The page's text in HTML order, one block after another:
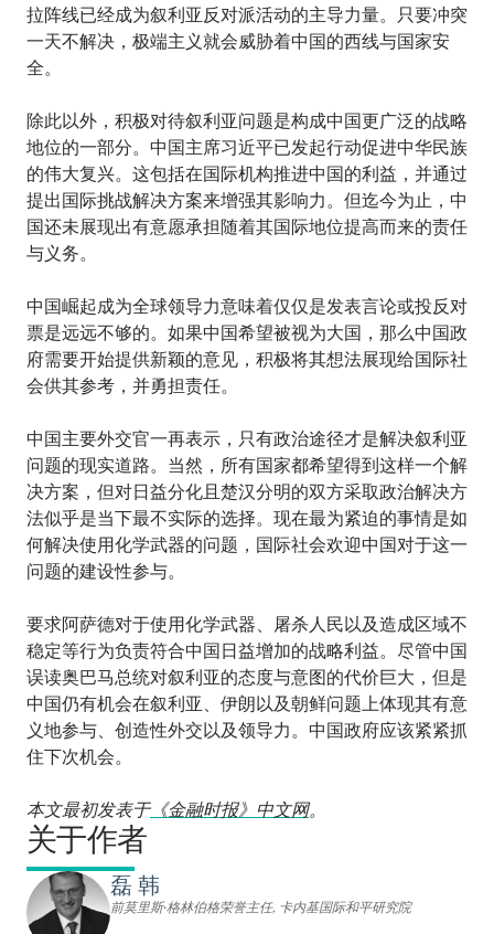
拉阵线已经成为叙利亚反对派活动的主导力量。只要冲突
一天不解决，极端主义就会威胁着中国的西线与国家安
全。
除此以外，积极对待叙利亚问题是构成中国更广泛的战略
地位的一部分。中国主席习近平已发起行动促进中华民族
的伟大复兴。这包括在国际机构推进中国的利益，并通过
提出国际挑战解决方案来增强其影响力。但迄今为止，中
国还未展现出有意愿承担随着其国际地位提高而来的责任
与义务。
中国崛起成为全球领导力意味着仅仅是发表言论或投反对
票是远远不够的。如果中国希望被视为大国，那么中国政
府需要开始提供新颖的意见，积极将其想法展现给国际社
会供其参考，并勇担责任。
中国主要外交官一再表示，只有政治途径才是解决叙利亚
问题的现实道路。当然，所有国家都希望得到这样一个解
决方案，但对日益分化且楚汉分明的双方采取政治解决方
法似乎是当下最不实际的选择。现在最为紧迫的事情是如
何解决使用化学武器的问题，国际社会欢迎中国对于这一
问题的建设性参与。
要求阿萨德对于使用化学武器、屠杀人民以及造成区域不
稳定等行为负责符合中国日益增加的战略利益。尽管中国
误读奥巴马总统对叙利亚的态度与意图的代价巨大，但是
中国仍有机会在叙利亚、伊朗以及朝鲜问题上体现其有意
义地参与、创造性外交以及领导力。中国政府应该紧紧抓
住下次机会。
本文最初发表于《金融时报》中文网。
关于作者
磊 韩
前莫里斯•格林伯格荣誉主任, 卡内基国际和平研究院